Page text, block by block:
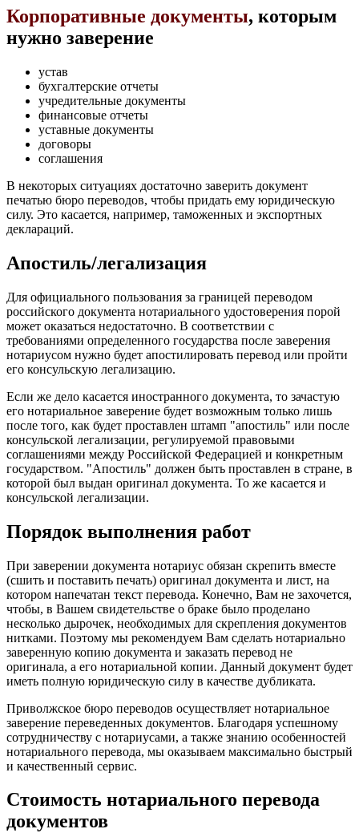
Корпоративные документы, которым
нужно заверение
устав
бухгалтерские отчеты
учредительные документы
финансовые отчеты
уставные документы
договоры
соглашения
В некоторых ситуациях достаточно заверить документ
печатью бюро переводов, чтобы придать ему юридическую
силу. Это касается, например, таможенных и экспортных
деклараций.
Апостиль/легализация
Для официального пользования за границей переводом
российского документа нотариального удостоверения порой
может оказаться недостаточно. В соответствии с
требованиями определенного государства после заверения
нотариусом нужно будет апостилировать перевод или пройти
его консульскую легализацию.
Если же дело касается иностранного документа, то зачастую
его нотариальное заверение будет возможным только лишь
после того, как будет проставлен штамп "апостиль" или после
консульской легализации, регулируемой правовыми
соглашениями между Российской Федерацией и конкретным
государством. "Апостиль" должен быть проставлен в стране, в
которой был выдан оригинал документа. То же касается и
консульской легализации.
Порядок выполнения работ
При заверении документа нотариус обязан скрепить вместе
(сшить и поставить печать) оригинал документа и лист, на
котором напечатан текст перевода. Конечно, Вам не захочется,
чтобы, в Вашем свидетельстве о браке было проделано
несколько дырочек, необходимых для скрепления документов
нитками. Поэтому мы рекомендуем Вам сделать нотариально
заверенную копию документа и заказать перевод не
оригинала, а его нотариальной копии. Данный документ будет
иметь полную юридическую силу в качестве дубликата.
Приволжское бюро переводов осуществляет нотариальное
заверение переведенных документов. Благодаря успешному
сотрудничеству с нотариусами, а также знанию особенностей
нотариального перевода, мы оказываем максимально быстрый
и качественный сервис.
Стоимость нотариального перевода
документов